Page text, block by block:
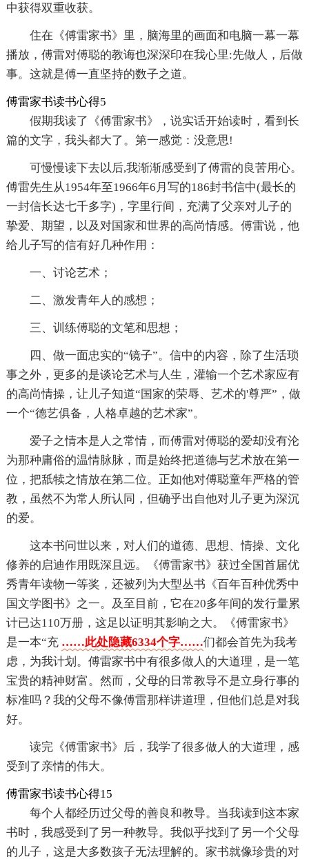
中获得双重收获。
住在《傅雷家书》里，脑海里的画面和电脑一幕一幕
播放，傅雷对傅聪的教诲也深深印在我心里:先做人，后做
事。这就是傅一直坚持的数子之道。
傅雷家书读书心得5
假期我读了《傅雷家书》，说实话开始读时，看到长
篇的文字，我头都大了。第一感觉：没意思!
可慢慢读下去以后,我渐渐感受到了傅雷的良苦用心。
傅雷先生从1954年至1966年6月写的186封书信中(最长的
一封信长达七千多字)，字里行间，充满了父亲对儿子的
挚爱、期望，以及对国家和世界的高尚情感。傅雷说，他
给儿子写的信有好几种作用：
一、讨论艺术；
二、激发青年人的感想；
三、训练傅聪的文笔和思想；
四、做一面忠实的“镜子”。信中的内容，除了生活琐
事之外，更多的是谈论艺术与人生，灌输一个艺术家应有
的高尚情操，让儿子知道“国家的荣辱、艺术的'尊严”，做
一个“德艺俱备，人格卓越的艺术家”。
爱子之情本是人之常情，而傅雷对傅聪的爱却没有沦
为那种庸俗的温情脉脉，而是始终把道德与艺术放在第一
位，把舐犊之情放在第二位。正如他对傅聪童年严格的管
教，虽然不为常人所认同，但确乎出自他对儿子更为深沉
的爱。
这本书问世以来，对人们的道德、思想、情操、文化
修养的启迪作用既深且远。《傅雷家书》获过全国首届优
秀青年读物一等奖，还被列为大型丛书《百年百种优秀中
国文学图书》之一。及至目前，它在20多年间的发行量累
计已达110万册，这足以证明其影响之大。《傅雷家书》
是一本“充 ……此处隐藏6334个字……们都会首先为我考
虑，为我计划。傅雷家书中有很多做人的大道理，是一笔
宝贵的精神财富。然而，父母的日常教导不是立身行事的
标准吗？我的父母不像傅雷那样讲道理，但他们总是对我
好。
读完《傅雷家书》后，我学了很多做人的大道理，感
受到了亲情的伟大。
傅雷家书读书心得15
每个人都经历过父母的善良和教导。当我读到这本家
书时，我感受到了另一种教导。我似乎找到了另一个父母
的儿子，这是大多数孩子无法理解的。家书就像珍贵的对